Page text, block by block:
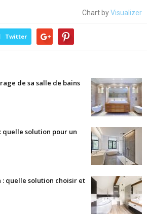
Chart byVisualizer
Twitter
de sa salle de bains
solution pour un
: quelle solution choisir et